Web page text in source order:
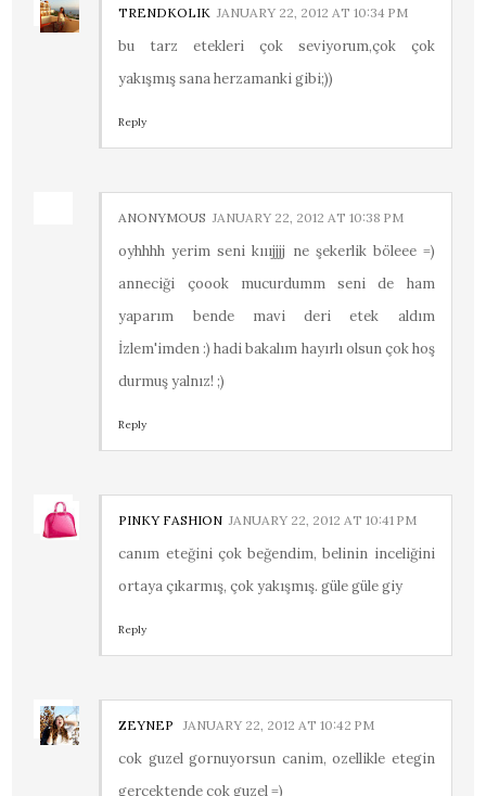
TRENDKOLIK JANUARY 22, 2012 AT 10:34 PM
bu tarz etekleri çok seviyorum,çok çok
yakışmış sana herzamanki gibi;))
Reply
ANONYMOUS JANUARY 22, 2012 AT 10:38 PM
oyhhhh yerim seni kıııjjjj ne şekerlik böleee =)
anneciği çoook mucurdumm seni de ham
yaparım bende mavi deri etek aldım
İzlem'imden :) hadi bakalım hayırlı olsun çok hoş
durmuş yalnız! ;)
Reply
PINKY FASHION JANUARY 22, 2012 AT 10:41 PM
canım eteğini çok beğendim, belinin inceliğini
ortaya çıkarmış, çok yakışmış. güle güle giy
Reply
ZEYNEP JANUARY 22, 2012 AT 10:42 PM
cok guzel gornuyorsun canim, ozellikle etegin
gercektende cok guzel =)